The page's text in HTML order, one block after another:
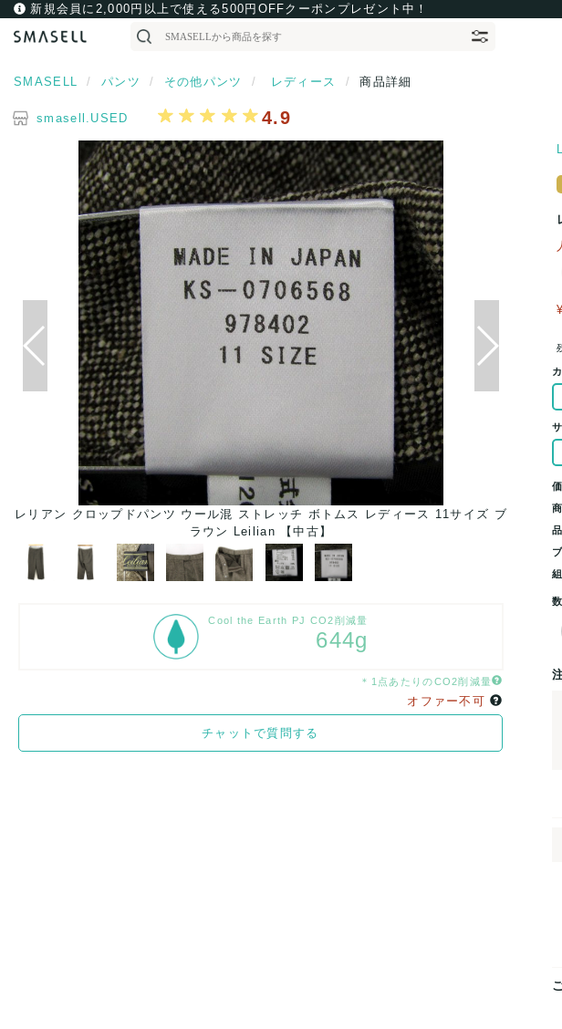
新規会員に2,000円以上で使える500円OFFクーポンプレゼント中！
SMASELL パンツ その他パンツ レディース 商品詳細
smasell.USED 4.9
レリアン クロップドパンツ ウール混 ストレッチ ボトムス レディース 11サイズ ブ
ラウン Leilian 【中古】
レリア
Cool the Earth PJ CO2削減量
644g
＊1点あたりのCO2削減量
オファー不可
チャットで質問する
¥